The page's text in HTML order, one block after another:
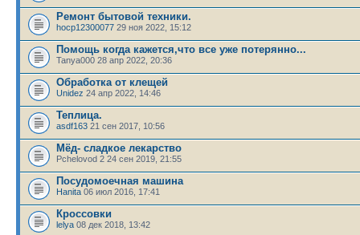
Ремонт бытовой техники.
hocp12300077 29 ноя 2022, 15:12
Помощь когда кажется,что все уже потерянно...
Tanya000 28 апр 2022, 20:36
Обработка от клещей
Unidez 24 апр 2022, 14:46
Теплица.
asdf163 21 сен 2017, 10:56
Мёд- сладкое лекарство
Pchelovod 2 24 сен 2019, 21:55
Посудомоечная машина
Hanita 06 июл 2016, 17:41
Кроссовки
lelya 08 дек 2018, 13:42